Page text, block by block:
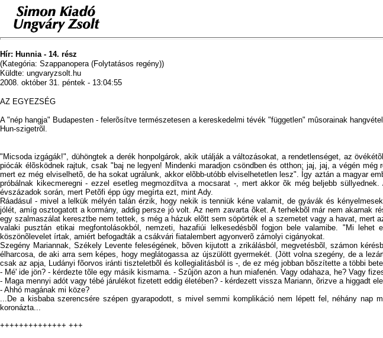
Hír: Hunnia - 14. rész
(Kategória: Szappanopera (Folytatásos regény))
Küldte: ungvaryzsolt.hu
2008. október 31. péntek - 13:04:55
AZ EGYEZSÉG
A "nép hangja" Budapesten - felerõsítve természetesen a kereskedelmi tévék "független" mûsorainak
Hun-szigetrõl.
"Micsoda izgágák!", dühöngtek a derék honpolgárok, akik utálják a változásokat, a rendetlenséget, az
piócák élõsködnek rajtuk, csak "baj ne legyen! Mindenki maradjon csöndben és otthon; jaj, jaj, a végén
mert ez még elviselhetõ, de ha sokat ugrálunk, akkor elõbb-utóbb elviselhetetlen lesz". Így aztán a magyar
próbálnak kikecmeregni - ezzel esetleg megmozdítva a mocsarat -, mert akkor õk még beljebb
évszázadok során, mert Petõfi épp úgy megírta ezt, mint Ady.
Ráadásul - mivel a lelkük mélyén talán érzik, hogy nekik is tenniük kéne valamit, de gyávák és
jólét, amíg osztogatott a kormány, addig persze jó volt. Az nem zavarta õket. A terhekbõl már nem
egy szalmaszálat keresztbe nem tettek, s még a házuk elõtt sem söpörték el a szemetet vagy a havat,
valaki pusztán etikai megfontolásokból, nemzeti, hazafiúi lelkesedésbõl fogjon bele valamibe. "Mi
köszönõlevelet írtak, amiért befogadták a csákvári fiatalembert agyonverõ zámolyi cigányokat.
Szegény Mariannak, Székely Levente feleségének, bõven kijutott a zrikálásból, megvetésbõl, számon
élharcosa, de aki arra sem képes, hogy meglátogassa az újszülött gyermekét. (Jött volna szegény, de a
csak az apja, Ludányi fõorvos iránti tiszteletbõl és kollegialitásból is -, de ez még jobban bõszítette a többi
- Mé' ide jön? - kérdezte tõle egy másik kismama. - Szûjön azon a hun miafenén. Vagy odahaza, he? Vagy
- Maga mennyi adót vagy tébé járulékot fizetett eddig életében? - kérdezett vissza Mariann, õrizve a higgadt
- Ahhó magának mi köze?
...De a kisbaba szerencsére szépen gyarapodott, s mivel semmi komplikáció nem lépett fel, néhány
koronázta...
++++++++++++++ +++